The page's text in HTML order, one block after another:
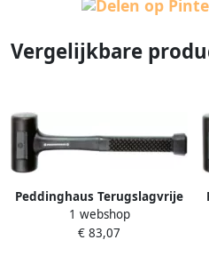
Vergelijkbare
Peddinghaus Terugslagvrije
hamer metalen kop 60mm
metalen steel geheel
1 webshop
€ 83,07